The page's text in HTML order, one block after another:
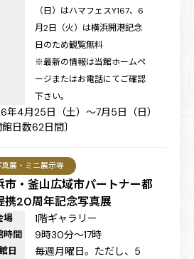
年4月25日（土）～7月5日（日）
館日数62日間〕
（日）はハマフェスY167、6
月2日（火）は横浜開港記念
日のため観覧無料
※最新の情報は当館ホームペ
ージまたはお電話にてご確認
下さい。
市・釜山広域市パートナー都
携20周年記念写真展
真展・ミニ展示等
場 1階ギャラリー
時間 9時30分～17時
日
毎週月曜日。ただし、5